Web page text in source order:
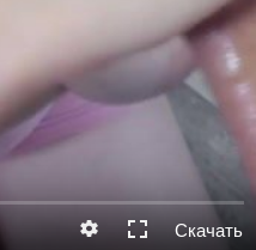
Скачать